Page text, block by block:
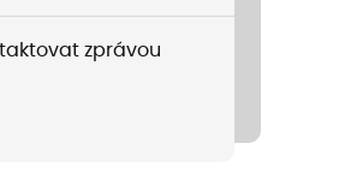
leták
zprávou